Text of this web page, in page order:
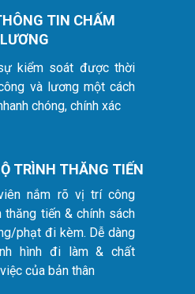
TIN CHẤM
nắm rõ vị trí công
thăng tiến & chính sách
phạt đi kèm. Dễ dàng
hình đi làm & chất
của bản thân
kiểm soát được thời
và lương một cách
chóng, chính xác
TRÌNH THĂNG TIẾN